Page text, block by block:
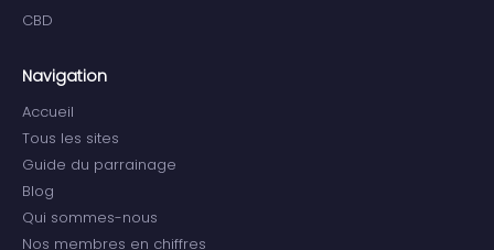
CBD
Navigation
Accueil
Tous les sites
Guide du parrainage
Blog
Qui sommes-nous
Nos membres en chiffres